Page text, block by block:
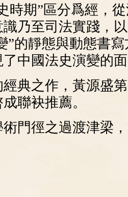
時期”區分爲經，
乃至司法實踐，
”的靜態與動態書
中國法史演變的
典之作，黃源盛
聯袂推薦。
門徑之過渡津梁